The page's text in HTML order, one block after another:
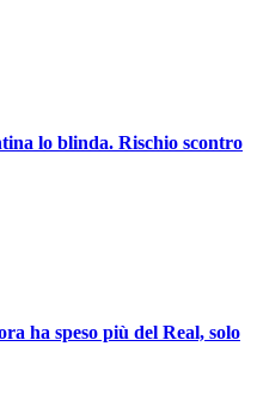
lo blinda. Rischio scontro
ha speso più del Real, solo